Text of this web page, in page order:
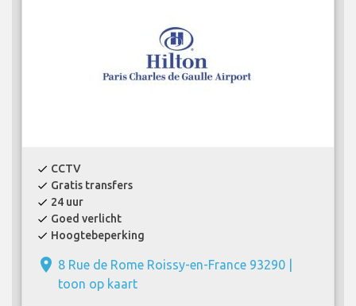
check CCTV
check Gratis transfers
check 24 uur
check Goed verlicht
check Hoogtebeperking
place 8 Rue de Rome Roissy-en-France 93290 |
toon op kaart